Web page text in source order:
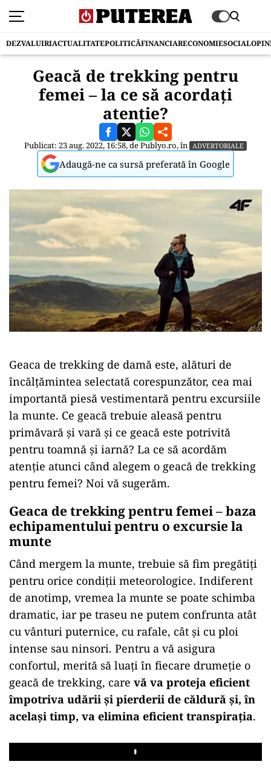
DEZVALUIRIACTUALITATEPOLITICĂFINANCIARECONOMIESOCIAL
Geacă de trekking pentru
femei – la ce să acordați
atenție?
Publicat: 23 aug. 2022, 16:58, dePublyo.ro, în ADVERTORIALE
Adaugă-ne ca sursă preferată în Google
Geaca de trekking de damă este, alături de
încălțămintea selectată corespunzător, cea mai
importantă piesă vestimentară pentru excursiile
la munte. Ce geacă trebuie aleasă pentru
primăvară și vară și ce geacă este potrivită
pentru toamnă și iarnă? La ce să acordăm
atenție atunci când alegem o geacă de trekking
pentru femei? Noi vă sugerăm.
Geaca de trekking pentru femei – baza
echipamentului pentru o excursie la
munte
Când mergem la munte, trebuie să fim pregătiți
pentru orice condiții meteorologice. Indiferent
de anotimp, vremea la munte se poate schimba
dramatic, iar pe traseu ne putem confrunta atât
cu vânturi puternice, cu rafale, cât și cu ploi
intense sau ninsori. Pentru a vă asigura
confortul, merită să luați în fiecare drumeție o
geacă de trekking, care vă va proteja eficient
împotriva udării și pierderii de căldură și, în
același timp, va elimina eficient transpirația.
Play